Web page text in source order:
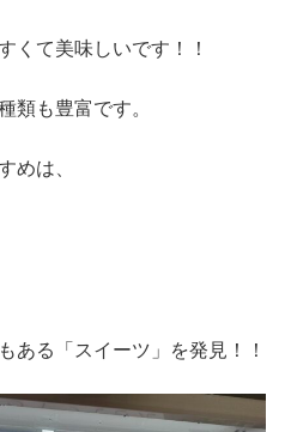
くて美味しいです！！
類も豊富です。
めは、
ある「スイーツ」を発見！！